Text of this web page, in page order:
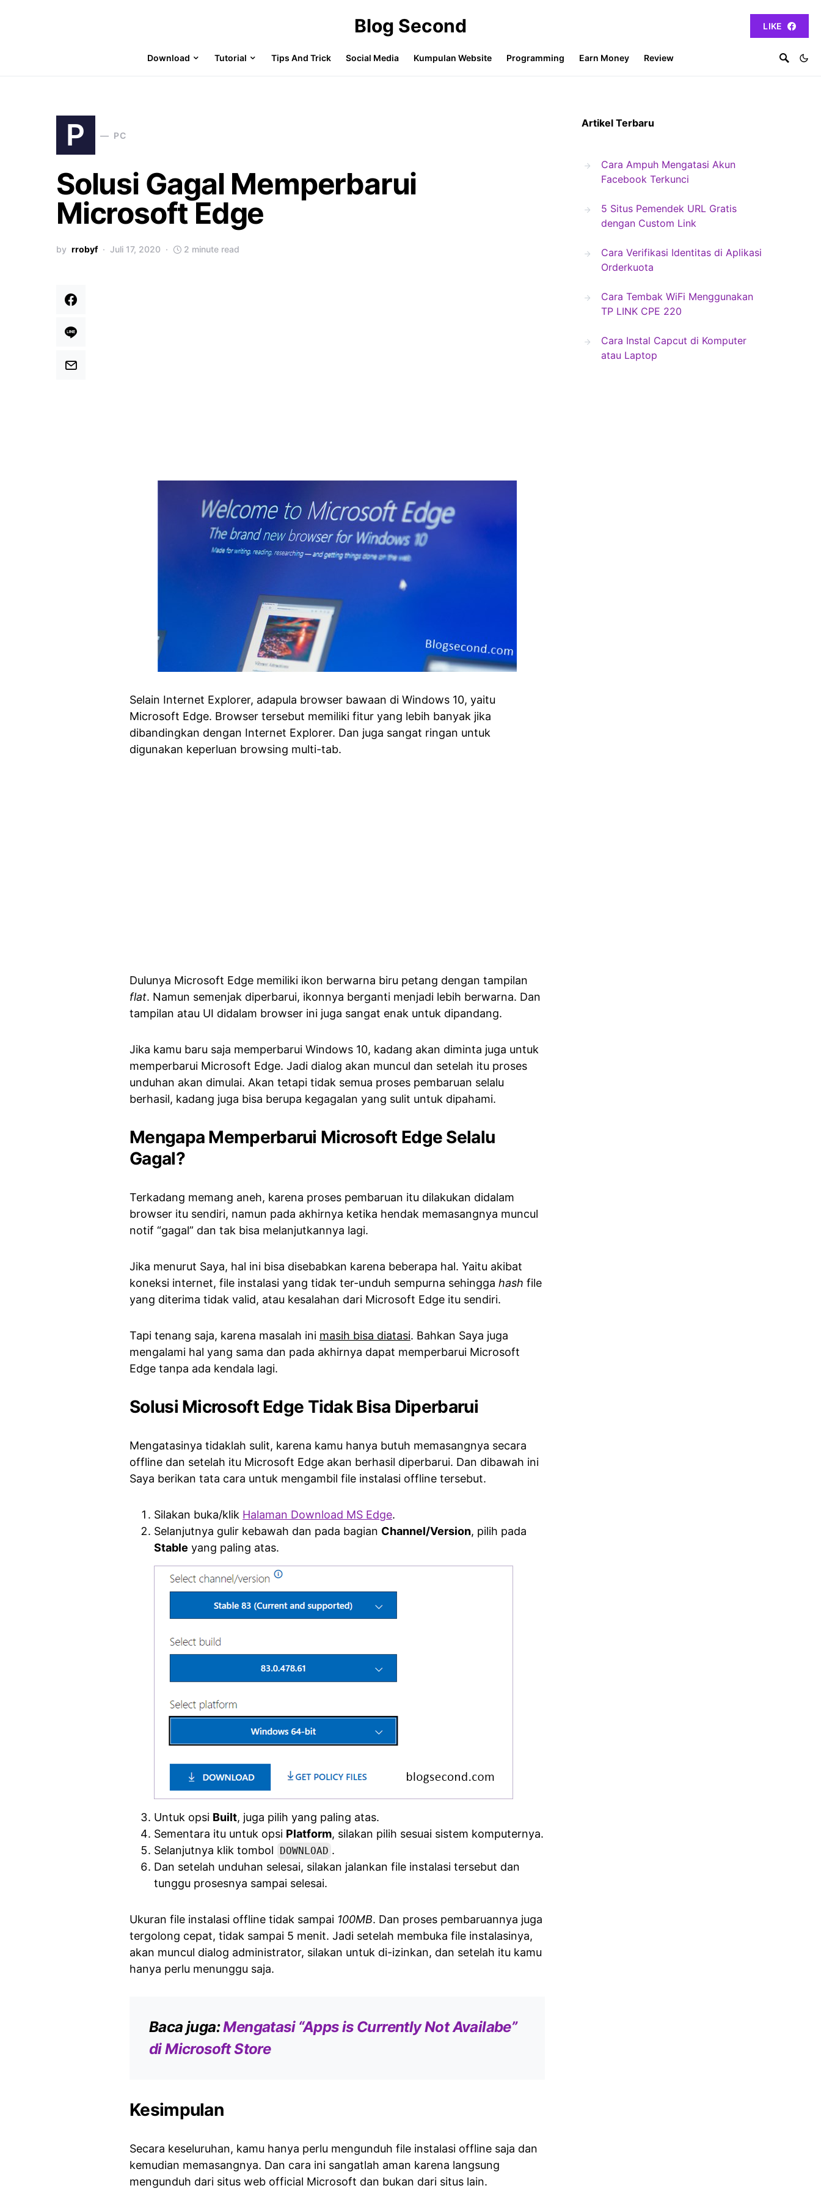
Blog Second LIKE
Download Tutorial Tips And Trick Social Media Kumpulan Website Programming Earn Money Review
P PC
Solusi Gagal Memperbarui
Microsoft Edge
by rrobyf Juli 17, 2020 2 minute read
Selain Internet Explorer, adapula browser bawaan di Windows 10, yaitu
Microsoft Edge. Browser tersebut memiliki fitur yang lebih banyak jika
dibandingkan dengan Internet Explorer. Dan juga sangat ringan untuk
digunakan keperluan browsing multi-tab.
Dulunya Microsoft Edge memiliki ikon berwarna biru petang dengan tampilan
flat. Namun semenjak diperbarui, ikonnya berganti menjadi lebih berwarna. Dan
tampilan atau UI didalam browser ini juga sangat enak untuk dipandang.
Jika kamu baru saja memperbarui Windows 10, kadang akan diminta juga untuk
memperbarui Microsoft Edge. Jadi dialog akan muncul dan setelah itu proses
unduhan akan dimulai. Akan tetapi tidak semua proses pembaruan selalu
berhasil, kadang juga bisa berupa kegagalan yang sulit untuk dipahami.
Mengapa Memperbarui Microsoft Edge Selalu
Gagal?
Terkadang memang aneh, karena proses pembaruan itu dilakukan didalam
browser itu sendiri, namun pada akhirnya ketika hendak memasangnya muncul
notif “gagal” dan tak bisa melanjutkannya lagi.
Jika menurut Saya, hal ini bisa disebabkan karena beberapa hal. Yaitu akibat
koneksi internet, file instalasi yang tidak ter-unduh sempurna sehingga hash file
yang diterima tidak valid, atau kesalahan dari Microsoft Edge itu sendiri.
Tapi tenang saja, karena masalah ini masih bisa diatasi. Bahkan Saya juga
mengalami hal yang sama dan pada akhirnya dapat memperbarui Microsoft
Edge tanpa ada kendala lagi.
Solusi Microsoft Edge Tidak Bisa Diperbarui
Mengatasinya tidaklah sulit, karena kamu hanya butuh memasangnya secara
offline dan setelah itu Microsoft Edge akan berhasil diperbarui. Dan dibawah ini
Saya berikan tata cara untuk mengambil file instalasi offline tersebut.
Silakan buka/klik Halaman Download MS Edge.
Selanjutnya gulir kebawah dan pada bagian Channel/Version, pilih pada
Stable yang paling atas.
Untuk opsi Built, juga pilih yang paling atas.
Sementara itu untuk opsi Platform, silakan pilih sesuai sistem komputernya.
Selanjutnya klik tombol
DOWNLOAD .
Dan setelah unduhan selesai, silakan jalankan file instalasi tersebut dan
tunggu prosesnya sampai selesai.
Ukuran file instalasi offline tidak sampai 100MB. Dan proses pembaruannya juga
tergolong cepat, tidak sampai 5 menit. Jadi setelah membuka file instalasinya,
akan muncul dialog administrator, silakan untuk di-izinkan, dan setelah itu kamu
hanya perlu menunggu saja.
Baca juga:Mengatasi “Apps is Currently Not Availabe”
di Microsoft Store
Kesimpulan
Secara keseluruhan, kamu hanya perlu mengunduh file instalasi offline saja dan
kemudian memasangnya. Dan cara ini sangatlah aman karena langsung
mengunduh dari situs web official Microsoft dan bukan dari situs lain.
Artikel Terbaru
Cara Ampuh Mengatasi Akun
Facebook Terkunci
5 Situs Pemendek URL Gratis
dengan Custom Link
Cara Verifikasi Identitas di Aplikasi
Orderkuota
Cara Tembak WiFi Menggunakan
TP LINK CPE 220
Cara Instal Capcut di Komputer
atau Laptop